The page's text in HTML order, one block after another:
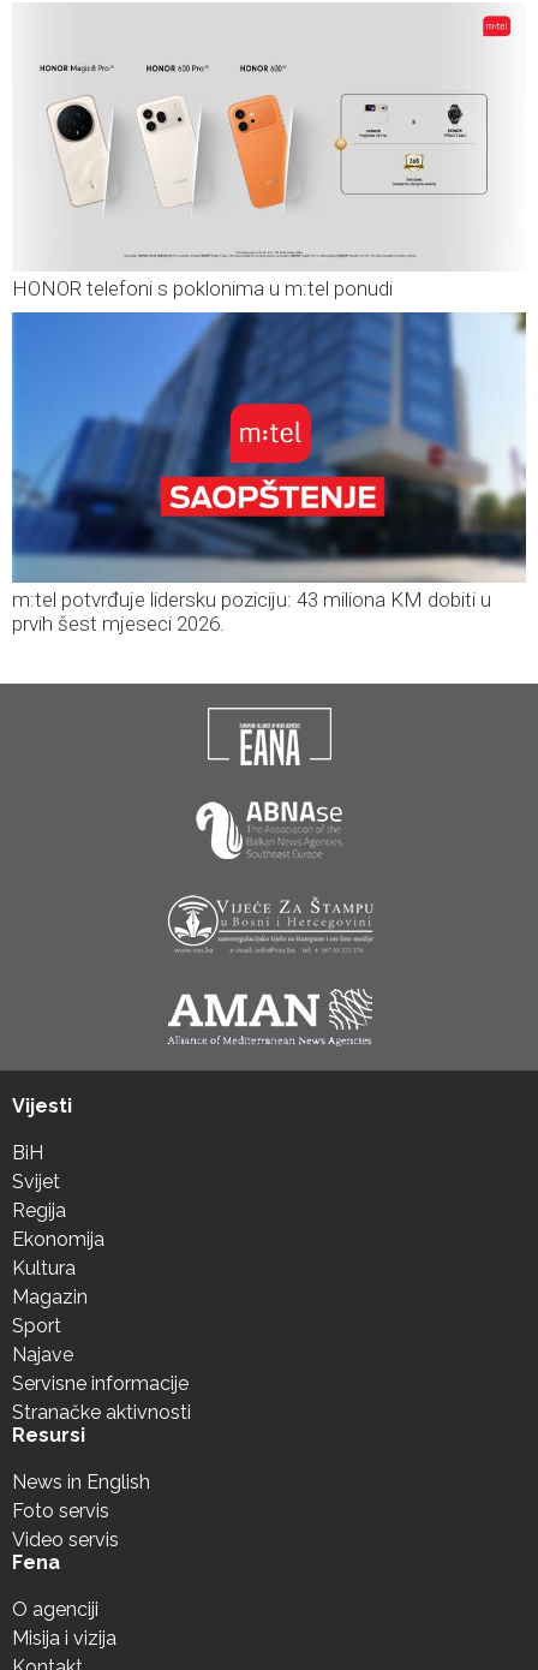
HONOR telefoni s poklonima u m:tel ponudi
m:tel potvrđuje lidersku poziciju: 43 miliona KM dobiti u
prvih šest mjeseci 2026.
Vijesti
BiH
Svijet
Regija
Ekonomija
Kultura
Magazin
Sport
Najave
Servisne informacije
Stranačke aktivnosti
Resursi
News in English
Foto servis
Video servis
Fena
O agenciji
Misija i vizija